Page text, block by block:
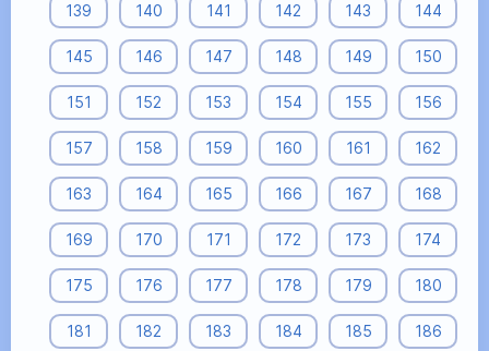
139 140 141 142 143 144
145 146 147 148 149 150
151 152 153 154 155 156
157 158 159 160 161 162
163 164 165 166 167 168
169 170 171 172 173 174
175 176 177 178 179 180
181 182 183 184 185 186